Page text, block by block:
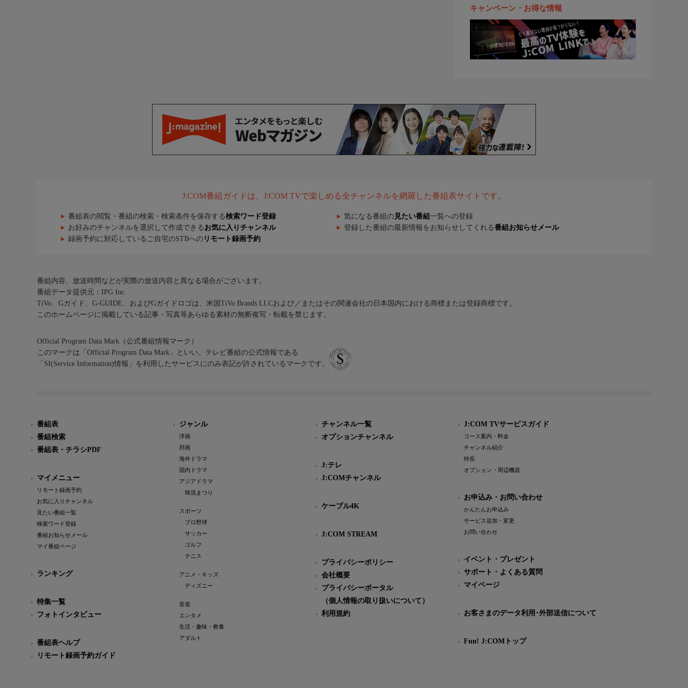
キャンペーン・お得な情報
J:COM番組ガイドは、J:COM TVで楽しめる全チャンネルを網羅した番組表サイトです。
番組表の閲覧・番組の検索・検索条件を保存する検索ワード登録 気になる番組の 見たい番組 一覧への登録
お好みのチャンネルを選択して作成できる お気に入りチャンネル 登録した番組の最新情報をお知らせしてくれる番組お知らせメール
録画予約に対応しているご自宅のSTBへの リモート録画予約
番組内容、放送時間などが実際の放送内容と異なる場合がございます。
番組データ提供元：IPG Inc.
TiVo、Gガイド、G-GUIDE、およびGガイドロゴは、米国TiVo Brands LLCおよび／またはその関連会社の日本国内における商標または登録商標です。
このホームページに掲載している記事・写真等あらゆる素材の無断複写・転載を禁じます。
Official Program Data Mark（公式番組情報マーク）
このマークは「Official Program Data Mark」といい、テレビ番組の公式情報である
「SI(Service Information)情報」を利用したサービスにのみ表記が許されているマークです。
番組表
番組検索
番組表・チラシPDF
マイメニュー
リモート録画予約
お気に入りチャンネル
見たい番組一覧
検索ワード登録
番組お知らせメール
マイ番組ページ
ランキング
特集一覧
フォトインタビュー
番組表ヘルプ
リモート録画予約ガイド
ジャンル
洋画
邦画
海外ドラマ
国内ドラマ
アジアドラマ
韓流まつり
スポーツ
プロ野球
サッカー
ゴルフ
テニス
アニメ・キッズ
ディズニー
音楽
エンタメ
生活・趣味・教養
アダルト
チャンネル一覧
オプションチャンネル
J:テレ
J:COMチャンネル
ケーブル4K
J:COM STREAM
プライバシーポリシー
会社概要
プライバシーポータル
（個人情報の取り扱いについて）
利用規約
J:COM TVサービスガイド
コース案内・料金
チャンネル紹介
特長
オプション・周辺機器
お申込み・お問い合わせ
かんたんお申込み
サービス追加・変更
お問い合わせ
イベント・プレゼント
サポート・よくある質問
マイページ
お客さまのデータ利用･外部送信について
Fun! J:COMトップ